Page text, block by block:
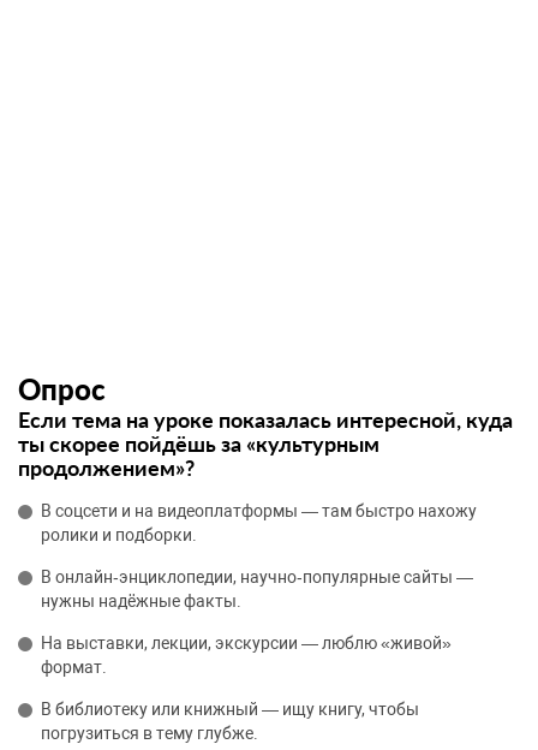
Опрос
Если тема на уроке показалась интересной, куда
ты скорее пойдёшь за «культурным
продолжением»?
В соцсети и на видеоплатформы — там быстро нахожу
ролики и подборки.
В онлайн‑энциклопедии, научно‑популярные сайты —
нужны надёжные факты.
На выставки, лекции, экскурсии — люблю «живой»
формат.
В библиотеку или книжный — ищу книгу, чтобы
погрузиться в тему глубже.